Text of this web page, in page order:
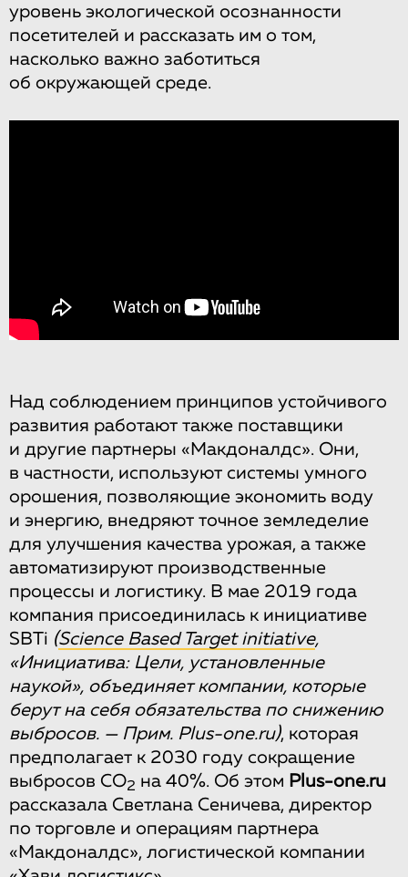
уровень экологической осознанности
посетителей и рассказать им о том,
насколько важно заботиться
об окружающей среде.
Над соблюдением принципов устойчивого
развития работают также поставщики
и другие партнеры «Макдоналдс». Они,
в частности, используют системы умного
орошения, позволяющие экономить воду
и энергию, внедряют точное земледелие
для улучшения качества урожая, а также
автоматизируют производственные
процессы и логистику. В мае 2019 года
компания присоединилась к инициативе
SBTi (Science Based Target initiative,
«Инициатива: Цели, установленные
наукой», объединяет компании, которые
берут на себя обязательства по снижению
выбросов. — Прим. Plus-one.ru), которая
предполагает к 2030 году сокращение
выбросов CO2 на 40%. Об этом Plus-one.ru
рассказала Светлана Сеничева, директор
по торговле и операциям партнера
«Макдоналдс», логистической компании